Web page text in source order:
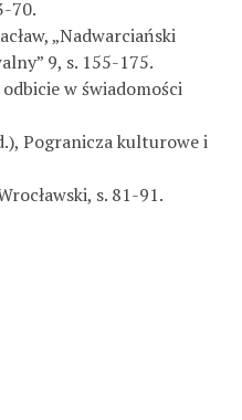
70.
„Nadwarciański
9, s. 155-175.
w świadomości
Pogranicza kulturowe i
s. 81-91.